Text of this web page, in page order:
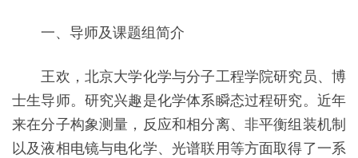
一、导师及课题组简介
王欢，北京大学化学与分子工程学院研究员、博
士生导师。研究兴趣是化学体系瞬态过程研究。近年
来在分子构象测量，反应和相分离、非平衡组装机制
以及液相电镜与电化学、光谱联用等方面取得了一系